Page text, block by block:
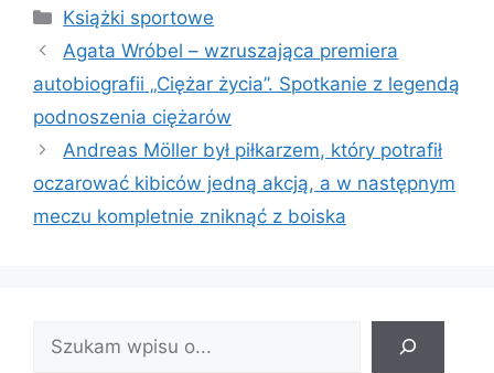
Kategorie
Książki sportowe
Agata Wróbel – wzruszająca premiera
autobiografii „Ciężar życia”. Spotkanie z legendą
podnoszenia ciężarów
Andreas Möller był piłkarzem, który potrafił
oczarować kibiców jedną akcją, a w następnym
meczu kompletnie zniknąć z boiska
wpis: